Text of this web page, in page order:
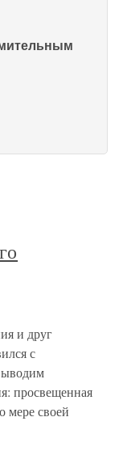
и друг
с
просвещенная
мере своей